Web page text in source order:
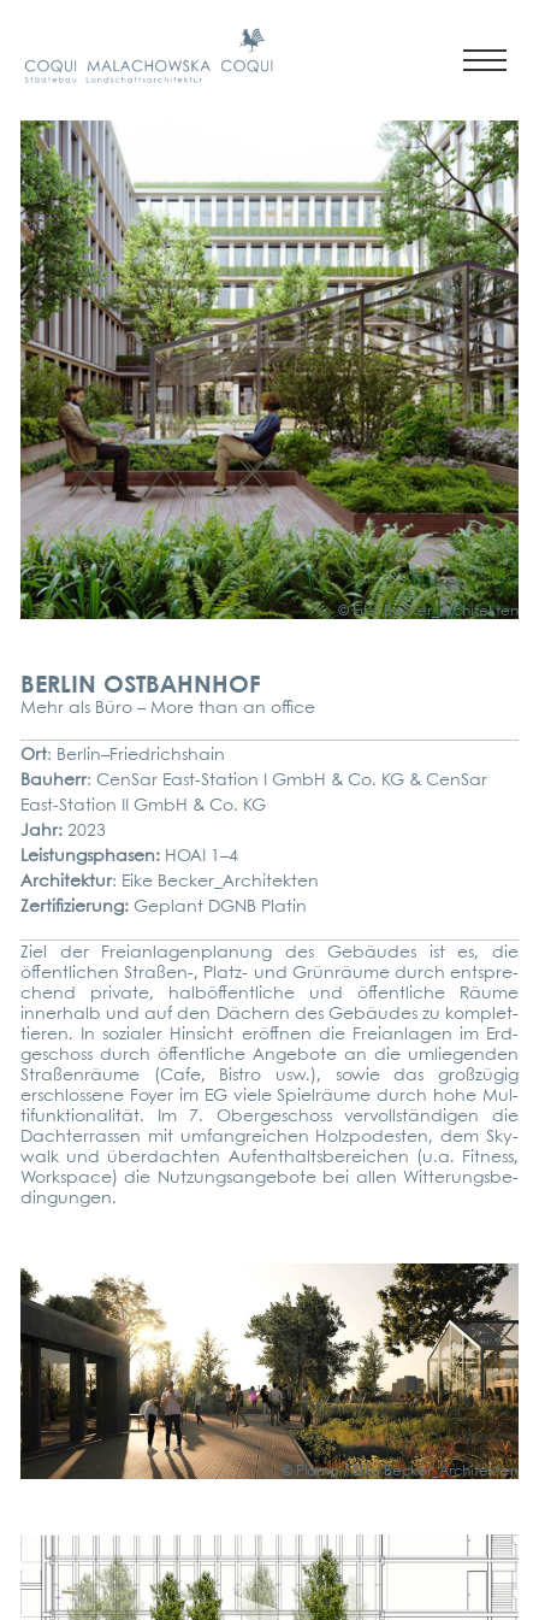
© Eike Becker_Architekten
BERLIN OSTBAHNHOF
Mehr als Büro – More than an office
Ort: Berlin–Friedrichshain
Bau­herr: Cen­Sar East-Sta­ti­on I GmbH & Co. KG & Cen­Sar
East-Sta­ti­on II GmbH & Co. KG
Jahr: 2023
Leis­tungs­pha­sen: HOAI 1–4
Archi­tek­tur: Eike Becker_Architekten
Zer­ti­fi­zie­rung: Geplant DGNB Pla­tin
Ziel der Frei­an­la­gen­pla­nung des Gebäu­des ist es, die
öffent­li­chen Straßen‑, Platz- und Grün­räu­me durch ent­spre­
chend pri­va­te, halb­öf­fent­li­che und öffent­li­che Räu­me
inner­halb und auf den Dächern des Gebäu­des zu kom­plet­
tie­ren. In sozia­ler Hin­sicht eröff­nen die Frei­an­la­gen im Erd­
ge­schoss durch öffent­li­che Ange­bo­te an die umlie­gen­den
Stra­ßen­räu­me (Cafe, Bis­tro usw.), sowie das groß­zü­gig
erschlos­se­ne Foy­er im EG vie­le Spiel­räu­me durch hohe Mul­
ti­funk­tio­na­li­tät. Im 7. Ober­ge­schoss ver­voll­stän­di­gen die
Dach­ter­ras­sen mit umfang­rei­chen Holz­po­des­ten, dem Sky­
walk und über­dach­ten Auf­ent­halts­be­rei­chen (u.a. Fit­ness,
Workspace) die Nut­zungs­an­ge­bo­te bei allen Wit­te­rungs­be­
din­gun­gen.
© Plomp / Eike Becker_Architekten